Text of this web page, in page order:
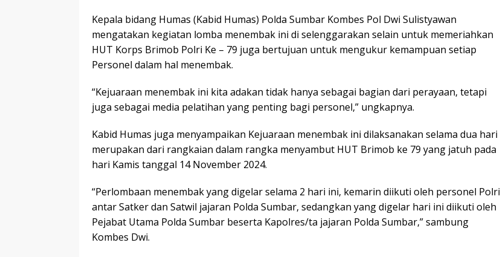
Kepala bidang Humas (Kabid Humas) Polda Sumbar Kombes Pol Dwi Sulistyawan
mengatakan kegiatan lomba menembak ini di selenggarakan selain untuk memeriahkan
HUT Korps Brimob Polri Ke – 79 juga bertujuan untuk mengukur kemampuan setiap
Personel dalam hal menembak.
“Kejuaraan menembak ini kita adakan tidak hanya sebagai bagian dari perayaan, tetapi
juga sebagai media pelatihan yang penting bagi personel,” ungkapnya.
Kabid Humas juga menyampaikan Kejuaraan menembak ini dilaksanakan selama dua hari
merupakan dari rangkaian dalam rangka menyambut HUT Brimob ke 79 yang jatuh pada
hari Kamis tanggal 14 November 2024.
“Perlombaan menembak yang digelar selama 2 hari ini, kemarin diikuti oleh personel Polri
antar Satker dan Satwil jajaran Polda Sumbar, sedangkan yang digelar hari ini diikuti oleh
Pejabat Utama Polda Sumbar beserta Kapolres/ta jajaran Polda Sumbar,” sambung
Kombes Dwi.